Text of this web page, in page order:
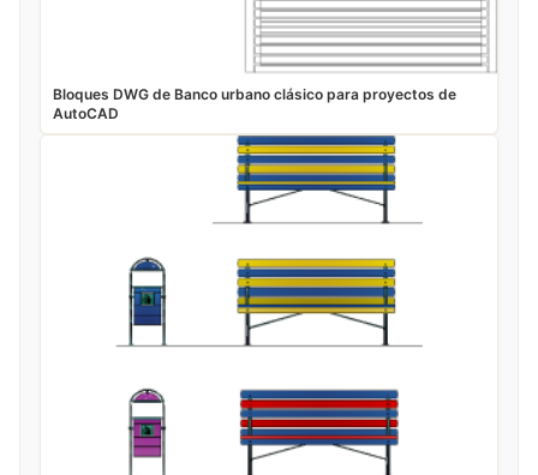
Bloques DWG de Banco urbano clásico para proyectos de
AutoCAD